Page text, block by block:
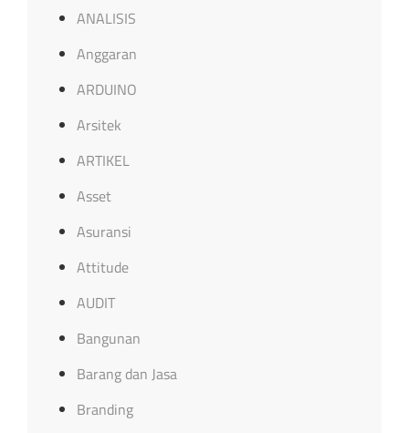
ANALISIS
Anggaran
ARDUINO
Arsitek
ARTIKEL
Asset
Asuransi
Attitude
AUDIT
Bangunan
Barang dan Jasa
Branding